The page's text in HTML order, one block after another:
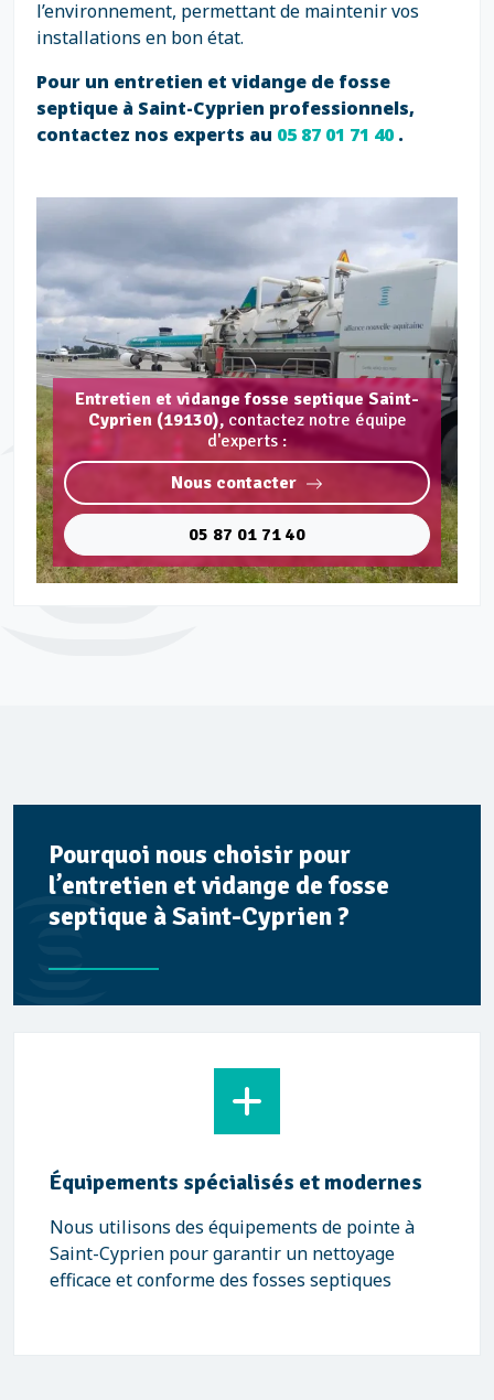
l’environnement, permettant de maintenir vos
installations en bon état.
Pour un entretien et vidange de fosse
septique à Saint-Cyprien professionnels,
contactez nos experts au 05 87 01 71 40.
Entretien et vidange fosse septique Saint-
Cyprien (19130), contactez notre équipe
d'experts :
Nous contacter
05 87 01 71 40
Pourquoi nous choisir pour
l’entretien et vidange de fosse
septique à Saint-Cyprien ?
Équipements spécialisés et modernes
Nous utilisons des équipements de pointe à
Saint-Cyprien pour garantir un nettoyage
efficace et conforme des fosses septiques